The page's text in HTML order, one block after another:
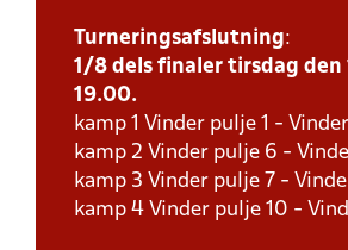
Turneringsafslutning:
1/8 dels finaler tirsdag den
19.00.
kamp 1 Vinder pulje 1 -
kamp 2 Vinder pulje 6 -
kamp 3 Vinder pulje 7 -
kamp 4 Vinder pulje 10 -